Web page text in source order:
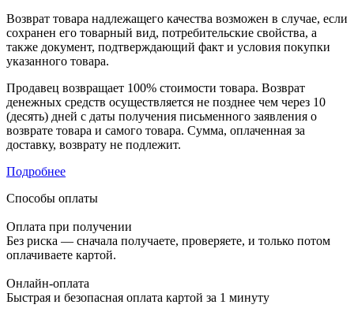
Возврат товара надлежащего качества возможен в случае, если
сохранен его товарный вид, потребительские свойства, а
также документ, подтверждающий факт и условия покупки
указанного товара.
Продавец возвращает 100% стоимости товара. Возврат
денежных средств осуществляется не позднее чем через 10
(десять) дней с даты получения письменного заявления о
возврате товара и самого товара. Сумма, оплаченная за
доставку, возврату не подлежит.
Подробнее
Способы оплаты
Оплата при получении
Без риска — сначала получаете, проверяете, и только потом
оплачиваете картой.
Онлайн-оплата
Быстрая и безопасная оплата картой за 1 минуту